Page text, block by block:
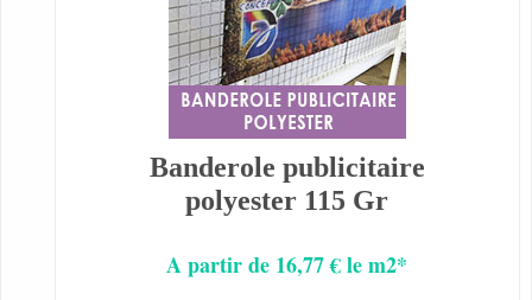
Banderole publicitaire
polyester 115 Gr
A partir de 16,77 € le m2*